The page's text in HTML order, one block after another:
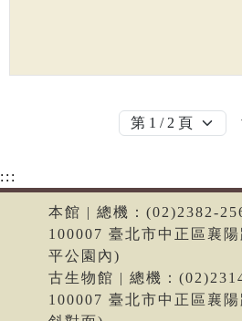
:::
本館 | 總機：(02)2382-
100007 臺北市中正區襄
平公園內)
古生物館 | 總機：
100007 臺北市中正區襄